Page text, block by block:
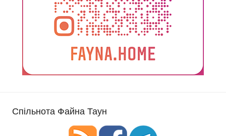
Спільнота Файна Таун